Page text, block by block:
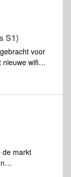
S1)
voor
nieuwe wifi
toepassing
verbonden,
Sonos
dan zal
wijzigen van
Eigen-wifi,
de volledig
een wifi
de markt
door een